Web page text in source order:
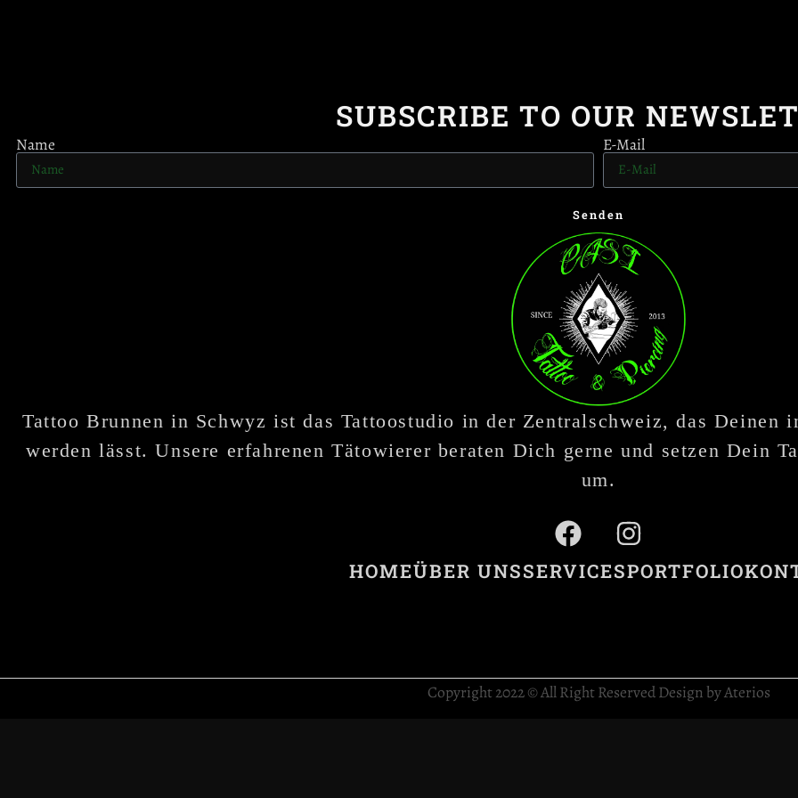
SUBSCRIBE TO OUR
Name E-Mail
Senden
Tattoo Brunnen in Schwyz ist das Tattoostudio in der Zentralschweiz, das
werden lässt. Unsere erfahrenen Tätowierer beraten Dich gerne und setzen Dein
um.
HOMEÜBER UNSSERVICESPORTFOLIO
Copyright 2022 © All Right Reserved Design by Aterios